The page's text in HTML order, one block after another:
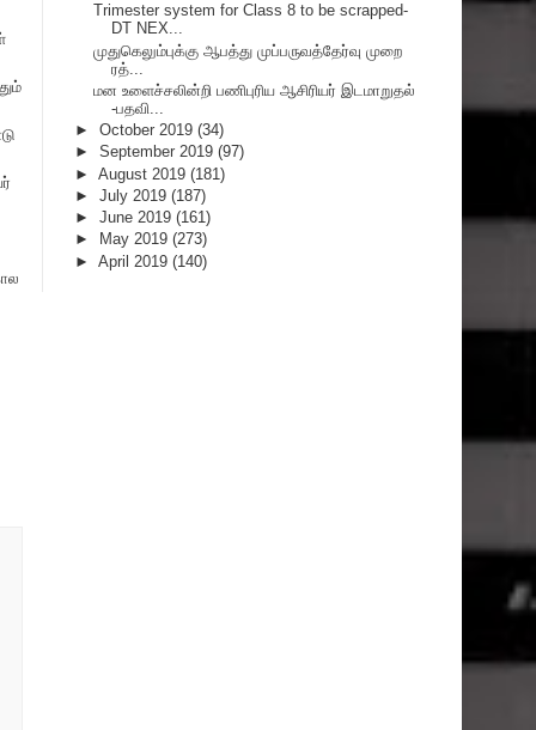
Trimester system for Class 8 to be scrapped-
DT NEX...
முதுகெலும்புக்கு ஆபத்து முப்பருவத்தேர்வு முறை
ரத்...
மன உளைச்சலின்றி பணிபுரிய ஆசிரியர் இடமாறுதல்
-பதவி...
► October 2019 (34)
► September 2019 (97)
► August 2019 (181)
► July 2019 (187)
► June 2019 (161)
►
May 2019 (273)
► April 2019 (140)